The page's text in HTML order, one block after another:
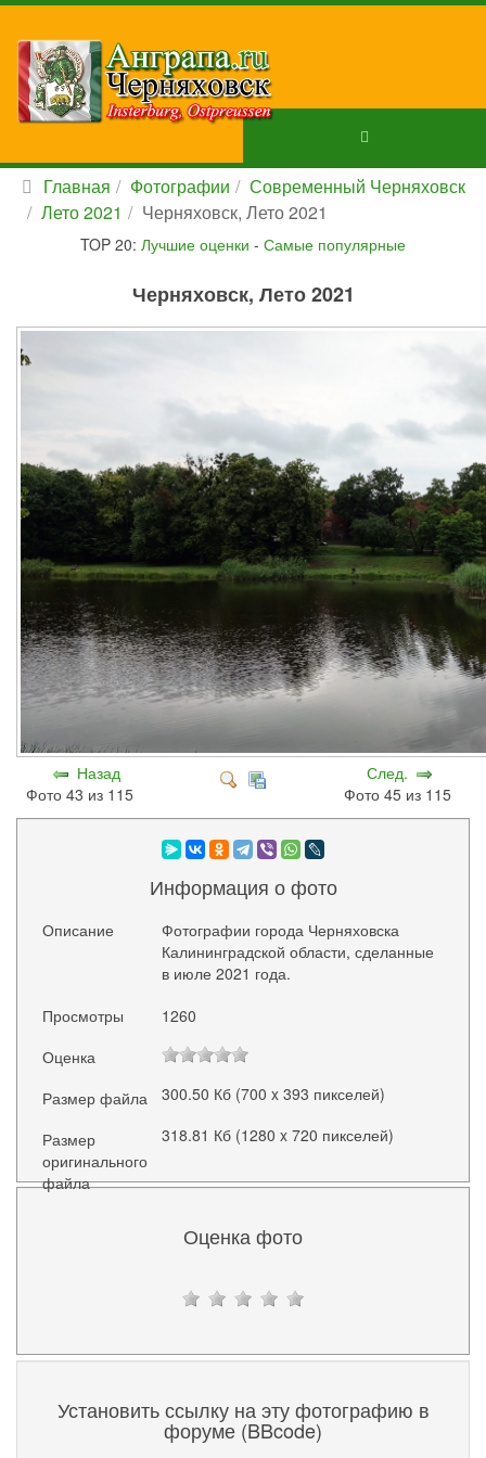
Главная Фотографии
Современный Черняховск
Лето 2021
Черняховск, Лето 2021
TOP 20: Лучшие оценки - Самые популярные
Черняховск, Лето 2021
Назад
Фото 43 из 115
След.
Фото 45 из 115
Информация о фото
Описание
Фотографии города Черняховска
Калининградской области, сделанные
в июле 2021 года.
Просмотры
1260
Оценка
Размер файла
300.50 Кб (700 x 393 пикселей)
Размер
оригинального
файла
318.81 Кб (1280 x 720 пикселей)
Оценка фото
Установить ссылку на эту фотографию в
форуме (BBcode)